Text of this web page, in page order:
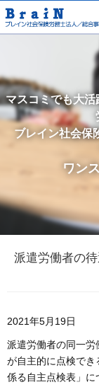
マスコミでも大活
ブレイン社会保
ワン
派遣労働者の
2021年5月19日
派遣労働者の同一
が自主的に点検でき
係る自主点検表」